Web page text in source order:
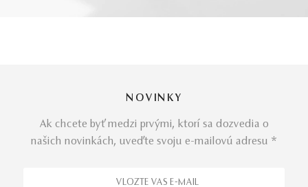
NOVINKY
Ak chcete byť medzi prvými, ktorí sa dozvedia o
našich novinkách, uveďte svoju e-mailovú adresu *